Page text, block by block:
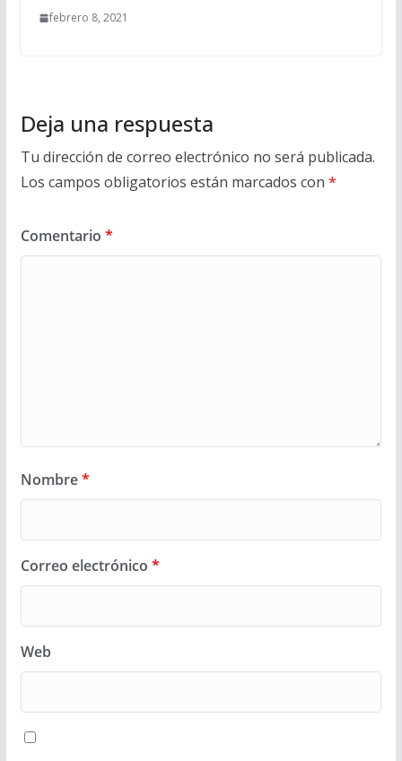
febrero 8, 2021
Deja una respuesta
Tu dirección de correo electrónico no será publicada.
Los campos obligatorios están marcados con *
Comentario *
Nombre*
Correo electrónico *
Web